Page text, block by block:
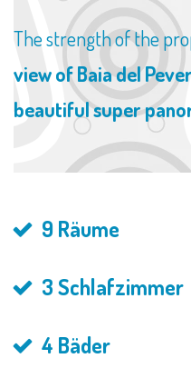
The strength of the
view of Baia del
beautiful super
9 Räume
3 Schlafzimmer
4 Bäder